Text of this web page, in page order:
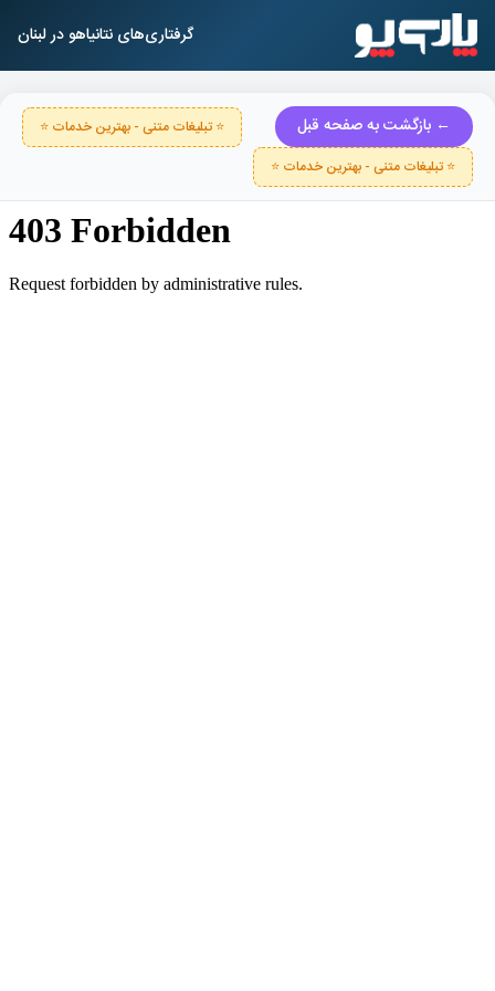
گرفتاری‌های نتانیاهو در لبنان
← بازگشت به صفحه قبل
⭐ تبلیغات متنی - بهترین خدمات ⭐
⭐ تبلیغات متنی - بهترین خدمات ⭐